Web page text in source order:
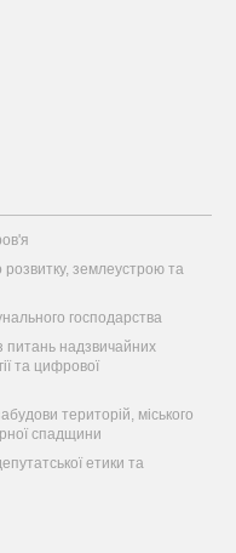
розвитку, землеустрою та
господарства
питань надзвичайних
та цифрової
територій, міського
спадщини
етики та